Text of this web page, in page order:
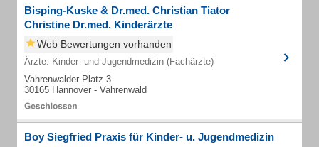
Bisping-Kuske & Dr.med. Christian Tiator
Christine Dr.med. Kinderärzte
Web Bewertungen vorhanden
Ärzte: Kinder- und Jugendmedizin (Fachärzte)
Vahrenwalder Platz 3
30165 Hannover - Vahrenwald
Boy Siegfried Praxis für Kinder- u. Jugendmedizin